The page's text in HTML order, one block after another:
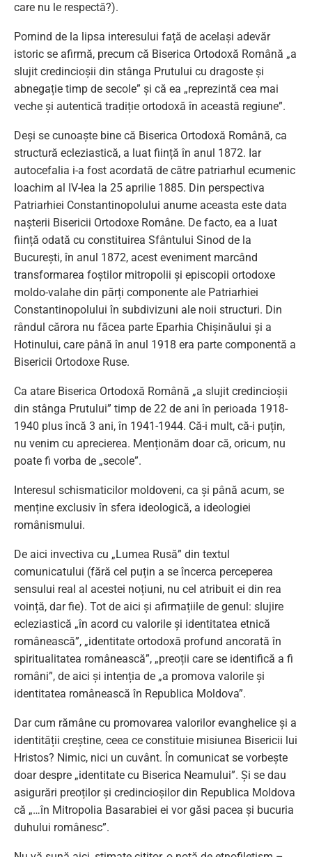
care nu le respectă?).
Pornind de la lipsa interesului față de același adevăr
istoric se afirmă, precum că Biserica Ortodoxă Română „a
slujit credincioșii din stânga Prutului cu dragoste și
abnegație timp de secole” și că ea „reprezintă cea mai
veche și autentică tradiție ortodoxă în această regiune”.
Deși se cunoaște bine că Biserica Ortodoxă Română, ca
structură ecleziastică, a luat ființă în anul 1872. Iar
autocefalia i-a fost acordată de către patriarhul ecumenic
Ioachim al IV-lea la 25 aprilie 1885. Din perspectiva
Patriarhiei Constantinopolului anume aceasta este data
nașterii Bisericii Ortodoxe Române. De facto, ea a luat
ființă odată cu constituirea Sfântului Sinod de la
București, în anul 1872, acest eveniment marcând
transformarea foștilor mitropolii și episcopii ortodoxe
moldo-valahe din părți componente ale Patriarhiei
Constantinopolului în subdivizuni ale noii structuri. Din
rândul cărora nu făcea parte Eparhia Chișinăului și a
Hotinului, care până în anul 1918 era parte componentă a
Bisericii Ortodoxe Ruse.
Ca atare Biserica Ortodoxă Română „a slujit credincioșii
din stânga Prutului” timp de 22 de ani în perioada 1918-
1940 plus încă 3 ani, în 1941-1944. Că-i mult, că-i puțin,
nu venim cu aprecierea. Menționăm doar că, oricum, nu
poate fi vorba de „secole”.
Interesul schismaticilor moldoveni, ca și până acum, se
menține exclusiv în sfera ideologică, a ideologiei
românismului.
De aici invectiva cu „Lumea Rusă” din textul
comunicatului (fără cel puțin a se încerca perceperea
sensului real al acestei noțiuni, nu cel atribuit ei din rea
voință, dar fie). Tot de aici și afirmațiile de genul: slujire
ecleziastică „în acord cu valorile și identitatea etnică
românească”, „identitate ortodoxă profund ancorată în
spiritualitatea românească”, „preoții care se identifică a fi
români”, de aici și intenția de „a promova valorile și
identitatea românească în Republica Moldova”.
Dar cum rămâne cu promovarea valorilor evanghelice și a
identității creștine, ceea ce constituie misiunea Bisericii lui
Hristos? Nimic, nici un cuvânt. În comunicat se vorbește
doar despre „identitate cu Biserica Neamului”. Și se dau
asigurări preoților și credincioșilor din Republica Moldova
că „…în Mitropolia Basarabiei ei vor găsi pacea și bucuria
duhului românesc”.